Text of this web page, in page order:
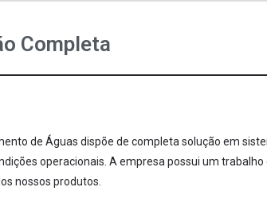
Completa
de Águas dispõe de completa solução em
operacionais. A empresa possui um
nossos produtos.